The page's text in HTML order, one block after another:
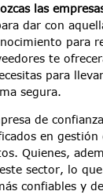
las
dar con
para
te
para
segura.
de
en gestión
Quienes,
sector, lo
confiables y